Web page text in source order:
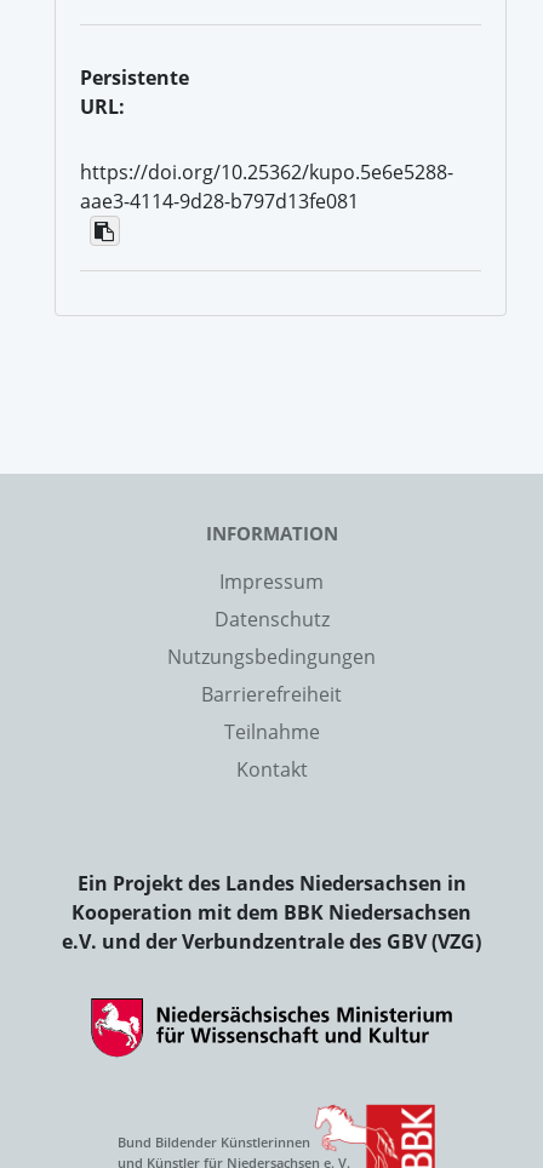
Persistente
URL:
https://doi.org/10.25362/kupo.5e6e5288-
aae3-4114-9d28-b797d13fe081
INFORMATION
Impressum
Datenschutz
Nutzungsbedingungen
Barrierefreiheit
Teilnahme
Kontakt
Ein Projekt des Landes Niedersachsen in
Kooperation mit dem BBK Niedersachsen
e.V. und der Verbundzentrale des GBV (VZG)
Bund Bildender Künstlerinnen
und Künstler für Niedersachsen e. V.